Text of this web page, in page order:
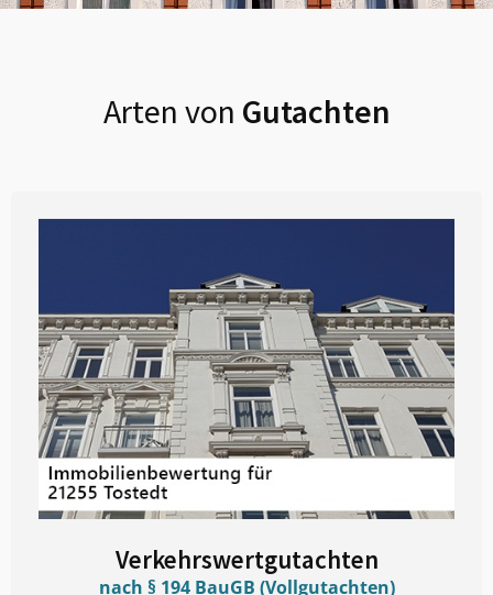
Arten von Gutachten
Verkehrswertgutachten
nach § 194 BauGB (Vollgutachten)